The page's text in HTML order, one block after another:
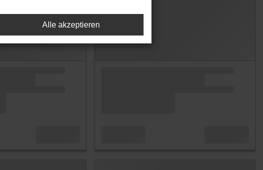
Alle akzeptieren